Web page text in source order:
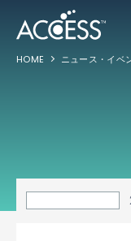
HOME ニュース・イベ